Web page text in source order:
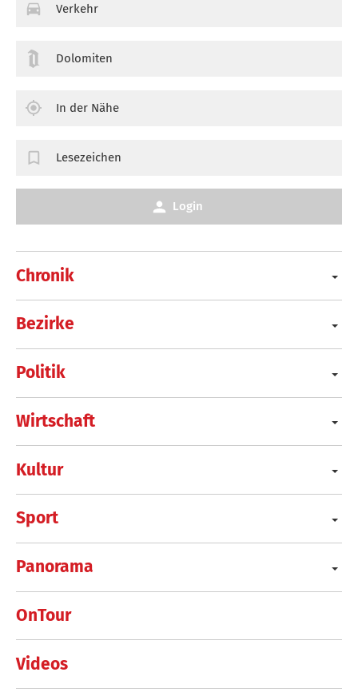
Chronik
Bezirke
Politik
Wirtschaft
Kultur
Sport
Panorama
OnTour
Videos
Verkehr
Dolomiten
In der Nähe
Lesezeichen
Login